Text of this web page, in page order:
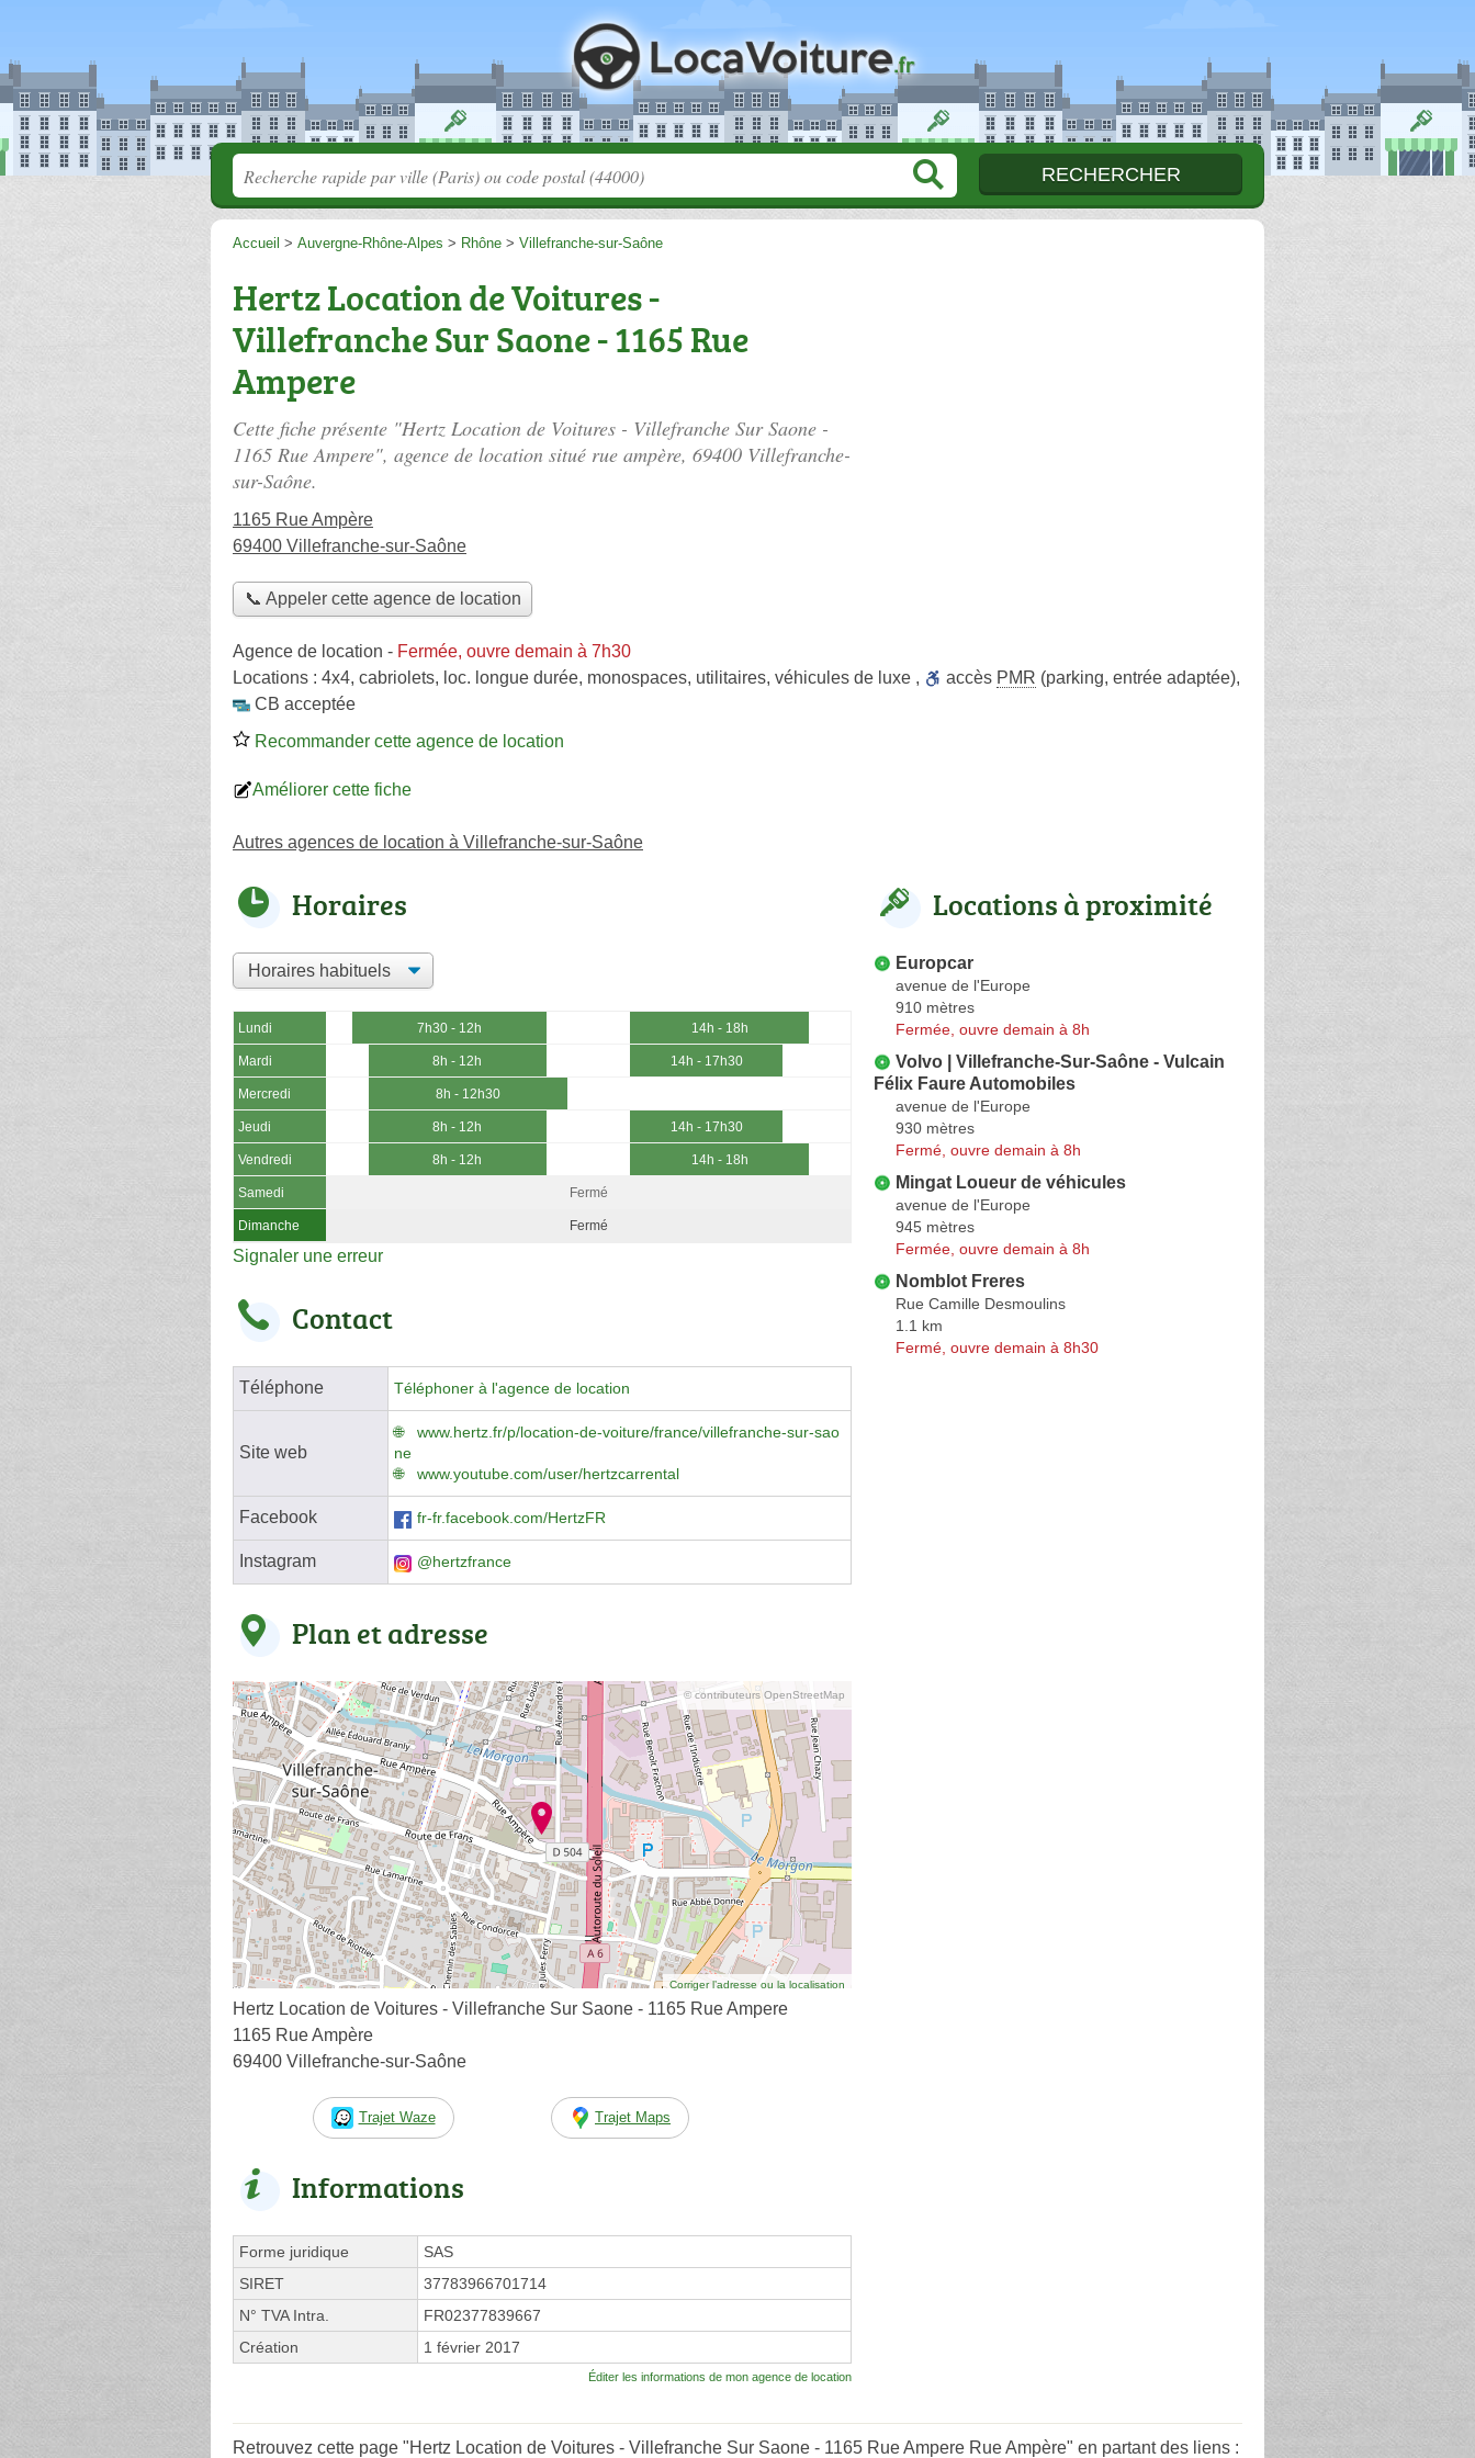
Accueil > Auvergne-Rhône-Alpes > Rhône > Villefranche-sur-Saône
Hertz Location de Voitures -
Villefranche Sur Saone - 1165 Rue
Ampere
Cette fiche présente "Hertz Location de Voitures - Villefranche Sur Saone -
1165 Rue Ampere", agence de location situé rue ampère, 69400 Villefranche-
sur-Saône.
1165 Rue Ampère
69400 Villefranche-sur-Saône
📞 Appeler cette agence de location
Agence de location - Fermée, ouvre demain à 7h30
Locations : 4x4, cabriolets, loc. longue durée, monospaces, utilitaires, véhicules de luxe , accès PMR (parking, entrée adaptée),
CB acceptée
Recommander cette agence de location
Améliorer cette fiche
Autres agences de location à Villefranche-sur-Saône
Horaires
Lundi 7h30 - 12h 14h - 18h
Mardi 8h - 12h 14h - 17h30
Mercredi 8h - 12h30
Jeudi 8h - 12h 14h - 17h30
Vendredi 8h - 12h 14h - 18h
Samedi Fermé
Dimanche Fermé
Signaler une erreur
Contact
Téléphone Téléphoner à l'agence de location
Site web
www.hertz.fr/p/location-de-voiture/france/villefranche-sur-sao
ne
www.youtube.com/user/hertzcarrental
Facebook fr-fr.facebook.com/HertzFR
Instagram @hertzfrance
Plan et adresse
© contributeurs OpenStreetMap
Corriger l’adresse ou la localisation
Hertz Location de Voitures - Villefranche Sur Saone - 1165 Rue Ampere
1165 Rue Ampère
69400 Villefranche-sur-Saône
Trajet Waze Trajet Maps
Informations
Forme juridique
SAS
SIRET
37783966701714
N° TVA Intra.
FR02377839667
Création
1 février 2017
Éditer les informations de mon agence de location
Locations à proximité
Europcar
avenue de l'Europe
910 mètres
Fermée, ouvre demain à 8h
Volvo | Villefranche-Sur-Saône - Vulcain
Félix Faure Automobiles
avenue de l'Europe
930 mètres
Fermé, ouvre demain à 8h
Mingat Loueur de véhicules
avenue de l'Europe
945 mètres
Fermée, ouvre demain à 8h
Nomblot Freres
Rue Camille Desmoulins
1.1 km
Fermé, ouvre demain à 8h30
Retrouvez cette page "Hertz Location de Voitures - Villefranche Sur Saone - 1165 Rue Ampere Rue Ampère" en partant des liens :